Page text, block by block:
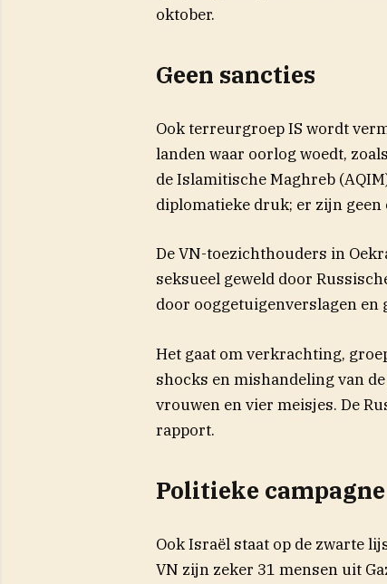
oktober.
Geen sancties
Ook terreurgroep IS wordt
landen waar oorlog woedt,
de Islamitische Maghreb
diplomatieke druk; er zijn
De VN-toezichthouders in
seksueel geweld door
door ooggetuigenverslagen en
Het gaat om verkrachting,
shocks en mishandeling van
vrouwen en vier meisjes. De
rapport.
Politieke campagne
Ook Israël staat op de zwarte
VN zijn zeker 31 mensen uit